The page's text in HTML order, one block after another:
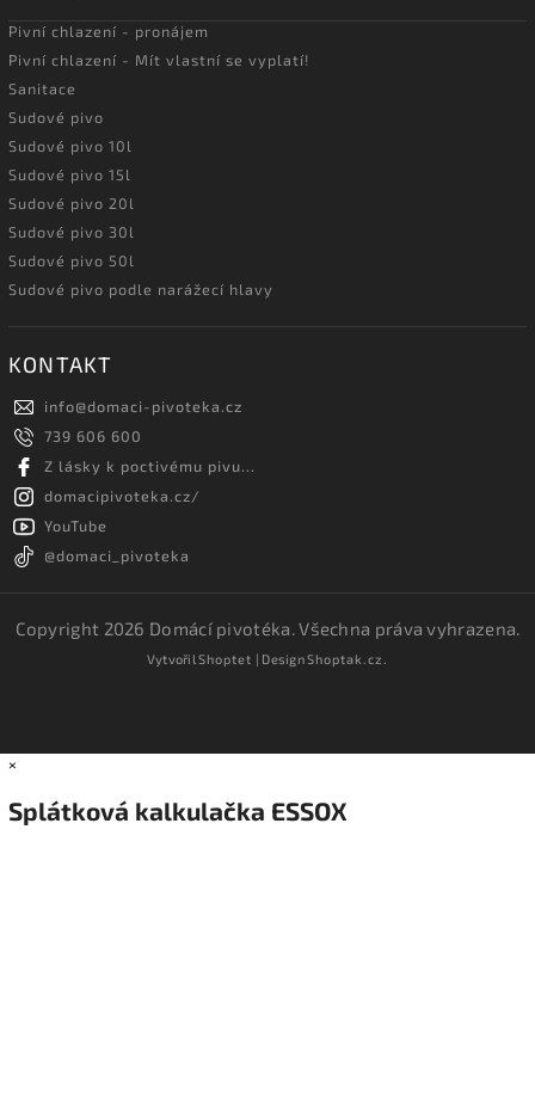
Pivní chlazení - pronájem
Pivní chlazení - Mít vlastní se vyplatí!
Sanitace
Sudové pivo
Sudové pivo 10l
Sudové pivo 15l
Sudové pivo 20l
Sudové pivo 30l
Sudové pivo 50l
Sudové pivo podle narážecí hlavy
KONTAKT
info@domaci-pivoteka.cz
739 606 600
Z lásky k poctivému pivu...
domacipivoteka.cz/
YouTube
@domaci_pivoteka
Copyright 2026 Domácí pivotéka. Všechna práva vyhrazena.
VytvořilShoptet | DesignShoptak.cz.
×
Splátková kalkulačka ESSOX